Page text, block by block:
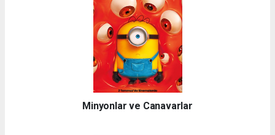
Minyonlar ve Canavarlar